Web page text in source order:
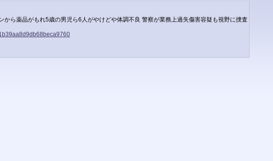
から薬品がもれ5歳の男児ら6人がやけどや体調不良 警察が業務上過失傷害容疑も視野に捜査